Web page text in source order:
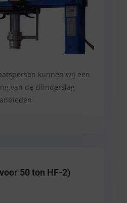
kunnen wij een
van de cilinderslag
50 ton HF-2)